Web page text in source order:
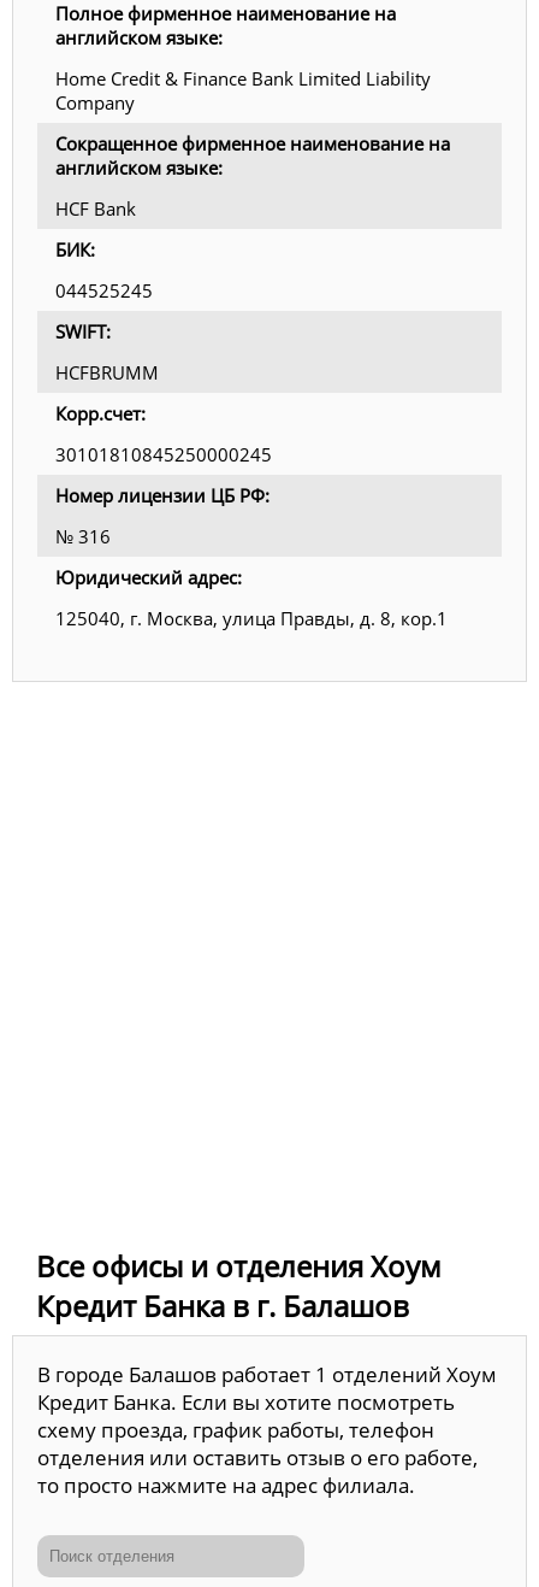
Полное фирменное наименование на
английском языке:
Home Credit & Finance Bank Limited Liability
Company
Сокращенное фирменное наименование на
английском языке:
HCF Bank
БИК:
044525245
SWIFT:
HCFBRUMM
Корр.счет:
30101810845250000245
Номер лицензии ЦБ РФ:
№ 316
Юридический адрес:
125040, г. Москва, улица Правды, д. 8, кор.1
Все офисы и отделения Хоум
Кредит Банка в г. Балашов
В городе Балашов работает 1 отделений Хоум
Кредит Банка. Если вы хотите посмотреть
схему проезда, график работы, телефон
отделения или оставить отзыв о его работе,
то просто нажмите на адрес филиала.